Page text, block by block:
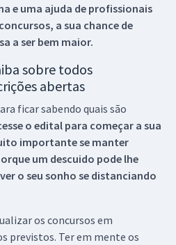
e uma ajuda de profissionais
concursos, a sua chance de
a ser bem maior.
sobre todos
abertas
ficar sabendo quais são
o edital para começar a sua
importante se manter
um descuido pode lhe
o seu sonho se distanciando
os concursos em
previstos. Ter em mente os